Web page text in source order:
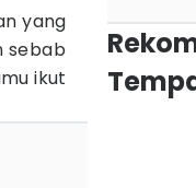
yang
sebab
ikut